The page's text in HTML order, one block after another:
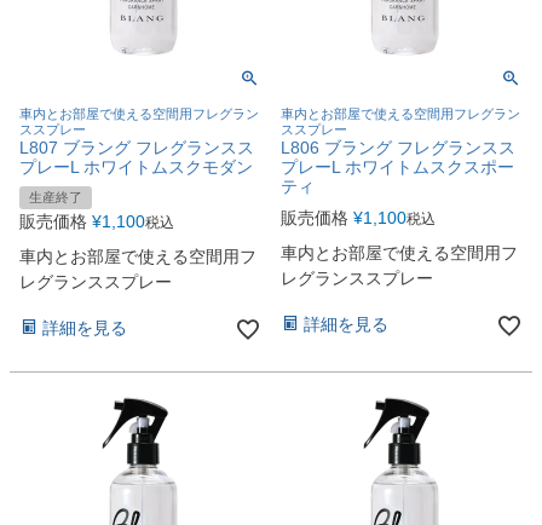
車内とお部屋で使える空間用フレグラン
ススプレー
L807 ブラング フレグランスス
プレーL ホワイトムスクモダン
生産終了
販売価格 ¥1,100税込
車内とお部屋で使える空間用フ
レグランススプレー
詳細を見る
車内とお部屋で使える空間用フレグラン
ススプレー
L806 ブラング フレグランスス
プレーL ホワイトムスクスポー
ティ
販売価格 ¥1,100税込
車内とお部屋で使える空間用フ
レグランススプレー
詳細を見る